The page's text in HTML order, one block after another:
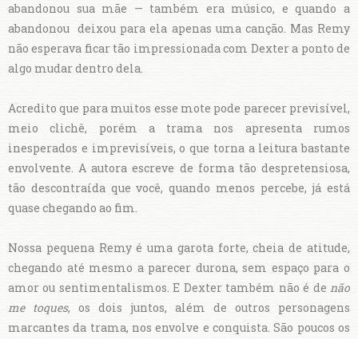
abandonou sua mãe — também era músico, e quando a
abandonou deixou para ela apenas uma canção. Mas Remy
não esperava ficar tão impressionada com Dexter a ponto de
algo mudar dentro dela.
Acredito que para muitos esse mote pode parecer previsível,
meio clichê, porém a trama nos apresenta rumos
inesperados e imprevisíveis, o que torna a leitura bastante
envolvente. A autora escreve de forma tão despretensiosa,
tão descontraída que você, quando menos percebe, já está
quase chegando ao fim.
Nossa pequena Remy é uma garota forte, cheia de atitude,
chegando até mesmo a parecer durona, sem espaço para o
amor ou sentimentalismos. E Dexter também não é de não
me toques, os dois juntos, além de outros personagens
marcantes da trama, nos envolve e conquista. São poucos os